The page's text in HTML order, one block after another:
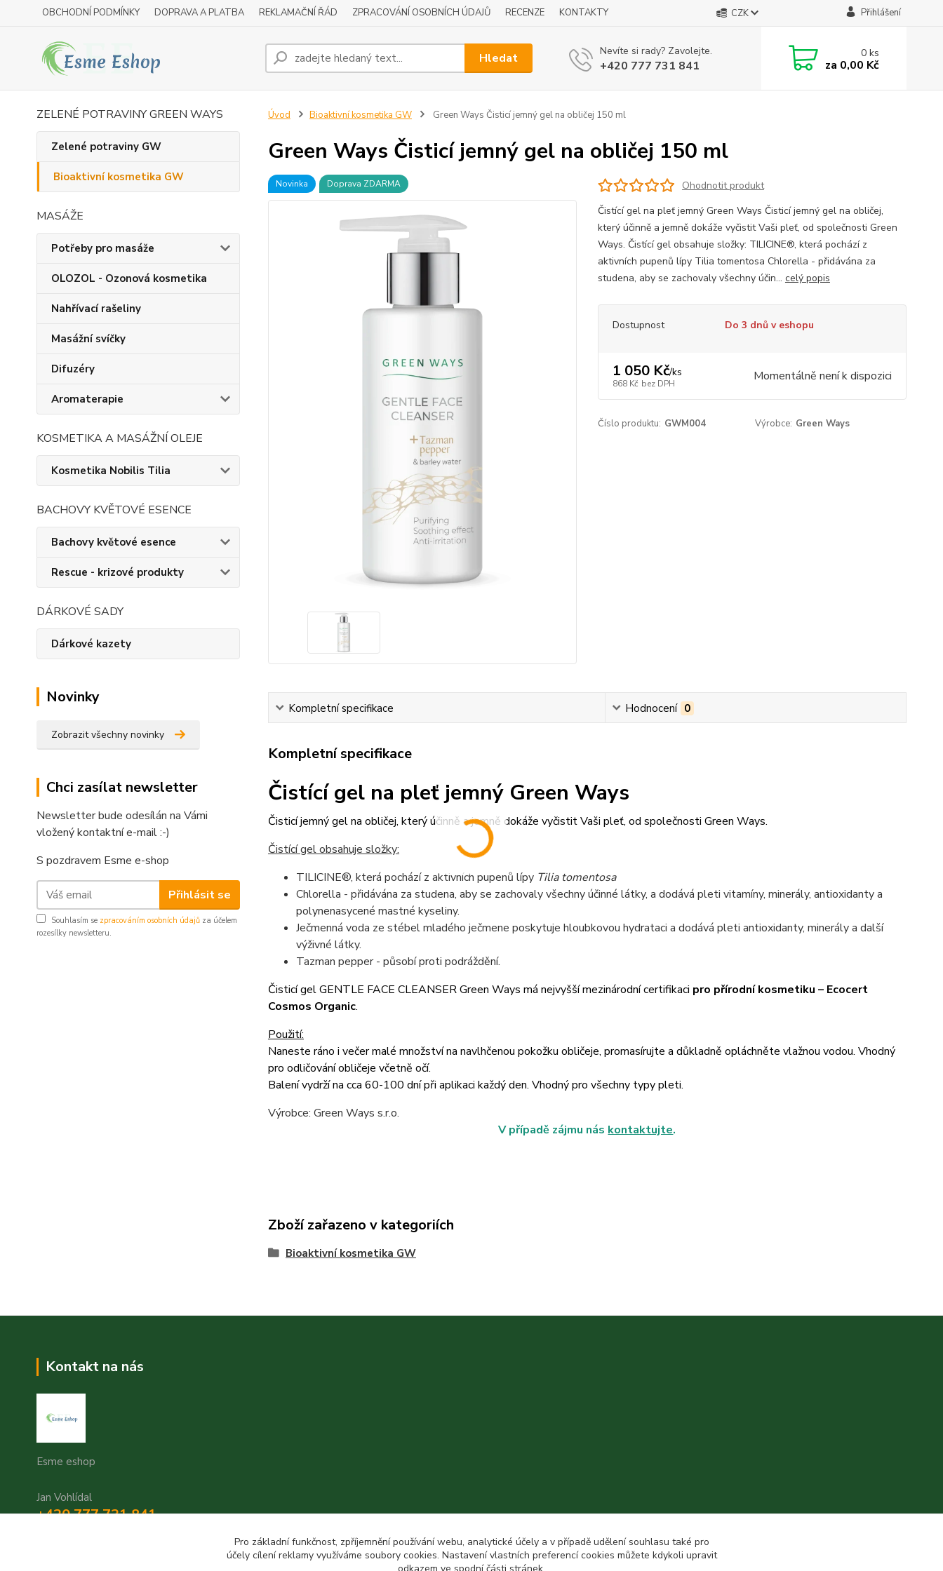
OBCHODNÍ PODMÍNKY DOPRAVA A PLATBA REKLAMAČNÍ ŘÁD ZPRACOVÁNÍ OSOBNÍCH ÚDAJŮ RECENZE KONTAKTY CZK Přihlášení
Hledat Nevíte si rady? Zavolejte.
+420 777 731 841
0ks
za 0,00 Kč
ZELENÉ POTRAVINY GREEN WAYS
Zelené potraviny GW
Bioaktivní kosmetika GW
MASÁŽE
Potřeby pro masáže
OLOZOL - Ozonová kosmetika
Nahřívací rašeliny
Masážní svíčky
Difuzéry
Aromaterapie
KOSMETIKA A MASÁŽNÍ OLEJE
Kosmetika Nobilis Tilia
BACHOVY KVĚTOVÉ ESENCE
Bachovy květové esence
Rescue - krizové produkty
DÁRKOVÉ SADY
Dárkové kazety
Novinky
Zobrazit všechny novinky
Chci zasílat newsletter
Newsletter bude odesílán na Vámi
vložený kontaktní e-mail :-)
S pozdravem Esme e-shop
Přihlásit se
Souhlasím se zpracováním osobních údajů za účelem
rozesílky newsletteru.
Úvod Bioaktivní kosmetika GW Green Ways Čisticí jemný gel na obličej 150 ml
Green Ways Čisticí jemný gel na obličej 150 ml
Novinka Doprava ZDARMA
Ohodnotit produkt
Čistící gel na pleť jemný Green Ways Čisticí jemný gel na obličej,
který účinně a jemně dokáže vyčistit Vaši pleť, od společnosti Green
Ways. Čistící gel obsahuje složky: TILICINE®, která pochází z
aktivních pupenů lípy Tilia tomentosa Chlorella - přidávána za
studena, aby se zachovaly všechny účin... celý popis
Dostupnost Do 3 dnů v eshopu
1 050 Kč/ks
868 Kč bez DPH Momentálně není k dispozici
Číslo produktu: GWM004 Výrobce: Green Ways
Kompletní specifikace Hodnocení 0
Kompletní specifikace
Čistící gel na pleť jemný Green Ways
Čisticí jemný gel na obličej, který účinně a jemně dokáže vyčistit Vaši pleť, od společnosti Green Ways.
Čistící gel obsahuje složky:
TILICINE®, která pochází z aktivních pupenů lípy Tilia tomentosa
Chlorella - přidávána za studena, aby se zachovaly všechny účinné látky, a dodává pleti vitamíny, minerály, antioxidanty a
polynenasycené mastné kyseliny.
Ječmenná voda ze stébel mladého ječmene poskytuje hloubkovou hydrataci a dodává pleti antioxidanty, minerály a další
výživné látky.
Tazman pepper - působí proti podráždění.
Čisticí gel GENTLE FACE CLEANSER Green Ways má nejvyšší mezinárodní certifikaci pro přírodní kosmetiku – Ecocert
Cosmos Organic.
Použití:
Naneste ráno i večer malé množství na navlhčenou pokožku obličeje, promasírujte a důkladně opláchněte vlažnou vodou. Vhodný
pro odličování obličeje včetně očí.
Balení vydrží na cca 60-100 dní při aplikaci každý den. Vhodný pro všechny typy pleti.
Výrobce: Green Ways s.r.o.
V případě zájmu nás kontaktujte.
Zboží zařazeno v kategoriích
Bioaktivní kosmetika GW
Kontakt na nás
Esme eshop
Jan Vohlídal
+420 777 731 841
Pro základní funkčnost, zpříjemnění používání webu, analytické účely a v případě udělení souhlasu také pro
účely cílení reklamy využíváme soubory cookies. Nastavení vlastních preferencí cookies můžete kdykoli upravit